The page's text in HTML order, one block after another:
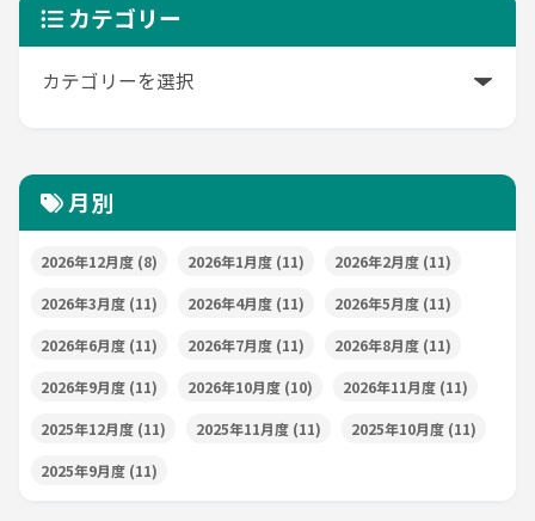
カテゴリー
月別
2026年12月度 (8) 2026年1月度 (11) 2026年2月度 (11)
2026年3月度 (11) 2026年4月度 (11) 2026年5月度 (11)
2026年6月度 (11) 2026年7月度 (11) 2026年8月度 (11)
2026年9月度 (11) 2026年10月度 (10) 2026年11月度 (11)
2025年12月度 (11) 2025年11月度 (11) 2025年10月度 (11)
2025年9月度 (11)